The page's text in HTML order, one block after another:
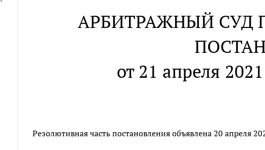
АРБИТРАЖНЫЙ СУД
от 21 апреля
Резолютивная часть постановления объявлена 20 апреля